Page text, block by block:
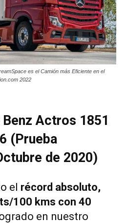
es el Camión más Eficiente en el
2022
Actros 1851
(Prueba
de 2020)
el récord absoluto,
100 kms con 40
en nuestro